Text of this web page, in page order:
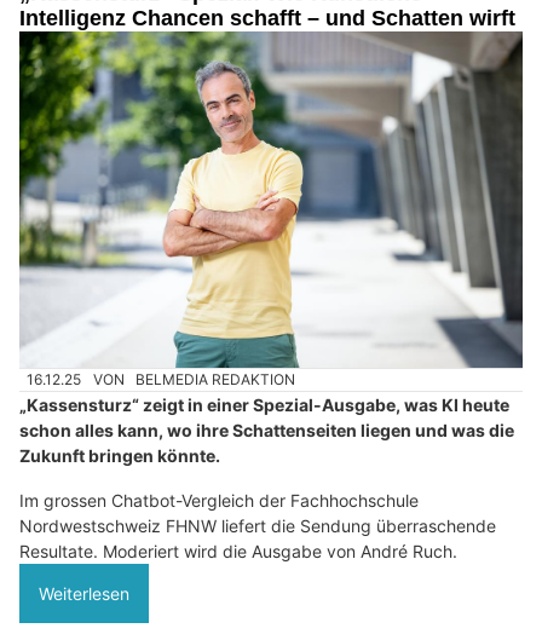
Intelligenz Chancen schafft – und Schatten wirft
16.12.25 VON BELMEDIA REDAKTION
„Kassensturz“ zeigt in einer Spezial-Ausgabe, was KI heute
schon alles kann, wo ihre Schattenseiten liegen und was die
Zukunft bringen könnte.
Im grossen Chatbot-Vergleich der Fachhochschule
Nordwestschweiz FHNW liefert die Sendung überraschende
Resultate. Moderiert wird die Ausgabe von André Ruch.
Weiterlesen